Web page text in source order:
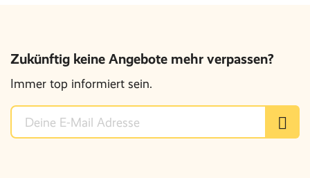
Zukünftig keine Angebote mehr verpassen?
Immer top informiert sein.